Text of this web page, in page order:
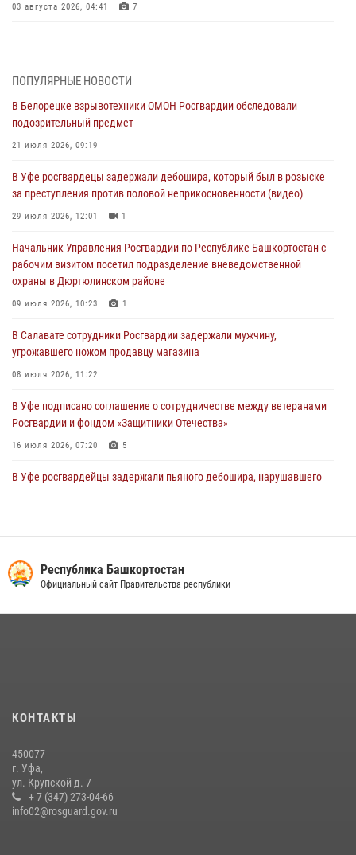
03 августа 2026, 04:41 7
03 августа 2026, 04:30 8
В Башкирии росгвардейцы провели волейбольный турнир на
открытом воздухе
03 августа 2026, 04:29
В Уфе росгвардейцы по горячим следам задержали
подозреваемого в открытом хищении из аптеки (видео)
03 августа 2026, 04:15
Начальник отделения учёта и комплектования Росгвардии
Башкортостана ответил на вопросы граждан
30 июля 2026, 12:54
за преступления против половой неприкосновенности (видео)
29 июля 2026, 12:01 1
ПОПУЛЯРНЫЕ НОВОСТИ
В Белорецке взрывотехники ОМОН Росгвардии обследовали
подозрительный предмет
21 июля 2026, 09:19
В Уфе росгвардецы задержали дебошира, который был в розыске
за преступления против половой неприкосновенности (видео)
29 июля 2026, 12:01 1
Начальник Управления Росгвардии по Республике Башкортостан с
рабочим визитом посетил подразделение вневедомственной
охраны в Дюртюлинском районе
09 июля 2026, 10:23 1
В Салавате сотрудники Росгвардии задержали мужчину,
угрожавшего ножом продавцу магазина
08 июля 2026, 11:22
В Уфе подписано соглашение о сотрудничестве между ветеранами
Росгвардии и фондом «Защитники Отечества»
16 июля 2026, 07:20 5
В Уфе росгвардейцы задержали пьяного дебошира, нарушавшего
навыки беспарашютного десантирования
28 июля 2026, 11:10 6
нарушителя после сообщения об угрозе с оружием
В Управлении Росгвардии по Республике Башкортостан прошла
встреча с помощником командующего Приволжским округом по
работе с верующими
Республика Башкортостан
Официальный сайт Правительства республики
КОНТАКТЫ
450077
г. Уфа,
ул. Крупской д. 7
+ 7 (347) 273-04-66
info02@rosguard.gov.ru